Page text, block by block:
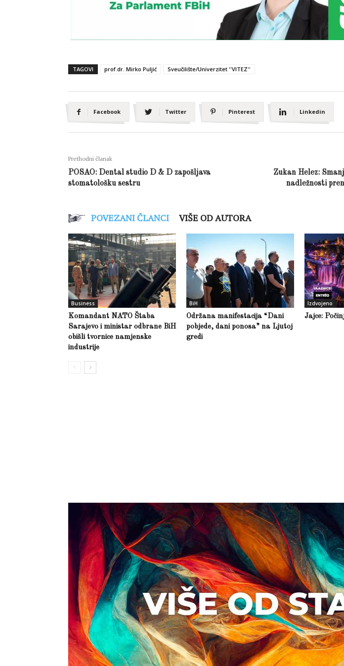
TAGOVI prof.dr. Mirko Puljić Sveučilište/Univerzitet ''VITEZ''
Facebook Twitter Pinterest Linkedin
Prethodni članak
POSAO: Dental studio D & D zapošljava
stomatološku sestru
Zukan Helez:
nadležnosti
POVEZANI ČLANCI VIŠE OD AUTORA
Business
Komandant NATO Štaba
Sarajevo i ministar odbrane BiH
obišli tvornice namjenske
industrije
BiH
Održana manifestacija “Dani
pobjede, dani ponosa” na Ljutoj
gredi
Izdvojeno
Jajce: